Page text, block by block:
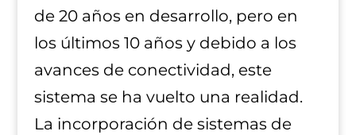
de 20 años en desarrollo, pero en
los últimos 10 años y debido a los
avances de conectividad, este
sistema se ha vuelto una realidad.
La incorporación de sistemas de